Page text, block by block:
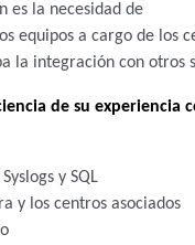
es la necesidad de
equipos a cargo de
la integración con
de su experiencia
y SQL
y los centros asociados